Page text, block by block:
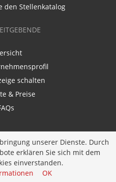
den Stellenkatalog
schalten
& Preise
unserer Dienste. Durch
erklären Sie sich mit dem
einverstanden.
OK